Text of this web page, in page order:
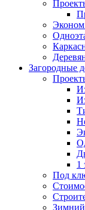
Эконом
Загородные
1
Под
Зимний